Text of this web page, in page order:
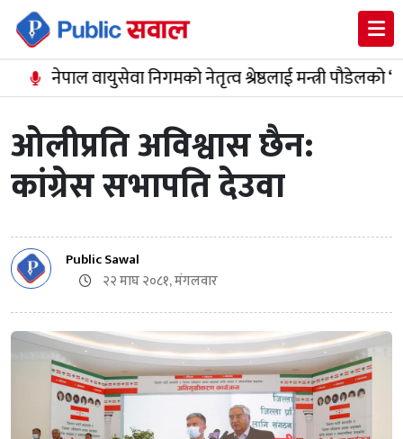
नेपाल वायुसेवा निगमको नेतृत्व श्रेष्ठलाई मन्त्री पौडेलको ‘नैतिक
ओलीप्रति अविश्वास छैन:
कांग्रेस सभापति देउवा
Public Sawal
२२ माघ २०८१, मंगलवार